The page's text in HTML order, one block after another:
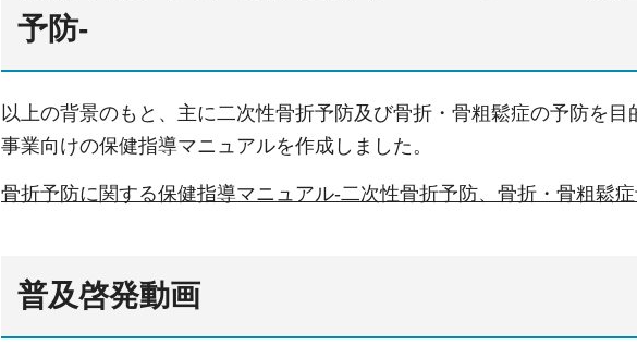
予防-
以上の背景のもと、主に⼆次性⾻折予防及び⾻折・⾻粗鬆症の予防を
事業向けの保健指導マニュアルを作成しました。
⾻折予防に関する保健指導マニュアル-⼆次性⾻折予防、⾻折・⾻粗鬆
普及啓発動画